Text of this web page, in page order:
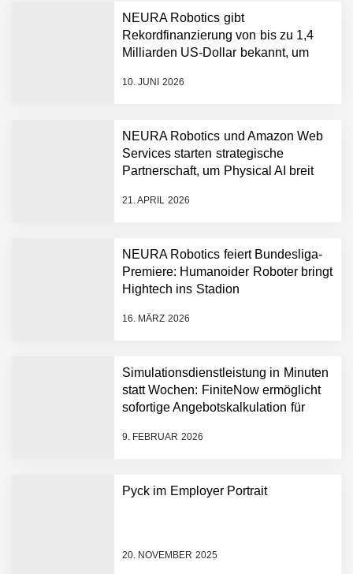
NEURA Robotics gibt
Rekordfinanzierung von bis zu 1,4
Milliarden US-Dollar bekannt, um
Physical-AI-Plattform zu
10. JUNI 2026
NEURA Robotics und Amazon Web
Services starten strategische
Partnerschaft, um Physical AI breit
21. APRIL 2026
NEURA Robotics feiert Bundesliga-
Premiere: Humanoider Roboter bringt
Hightech ins Stadion
16. MÄRZ 2026
Simulationsdienstleistung in Minuten
statt Wochen: FiniteNow ermöglicht
sofortige Angebotskalkulation für
9. FEBRUAR 2026
Pyck im Employer Portrait
20. NOVEMBER 2025
NEURA Robotics gibt
Rekordfinanzierung von
Dollar bekannt, um den
Plattform zu beschleunigen
NEURA Robotics und
Amazon Web Services
starten strategische
AI breit auszurollen
Humanoider Roboter bringt
Hightech ins Stadion
Simulationsdienstleistung in
Minuten statt Wochen:
FiniteNow ermöglicht
Entwicklungsprozesse